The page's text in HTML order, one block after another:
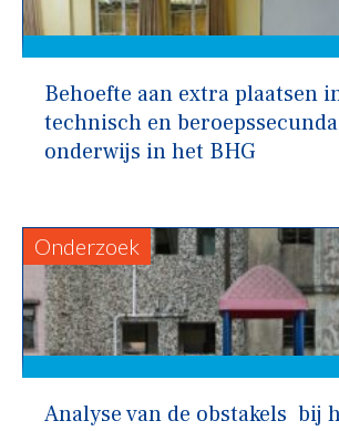
Behoefte aan extra plaatsen
technisch en
onderwijs in het BHG
Onderzoek
Analyse van de obstakels bij